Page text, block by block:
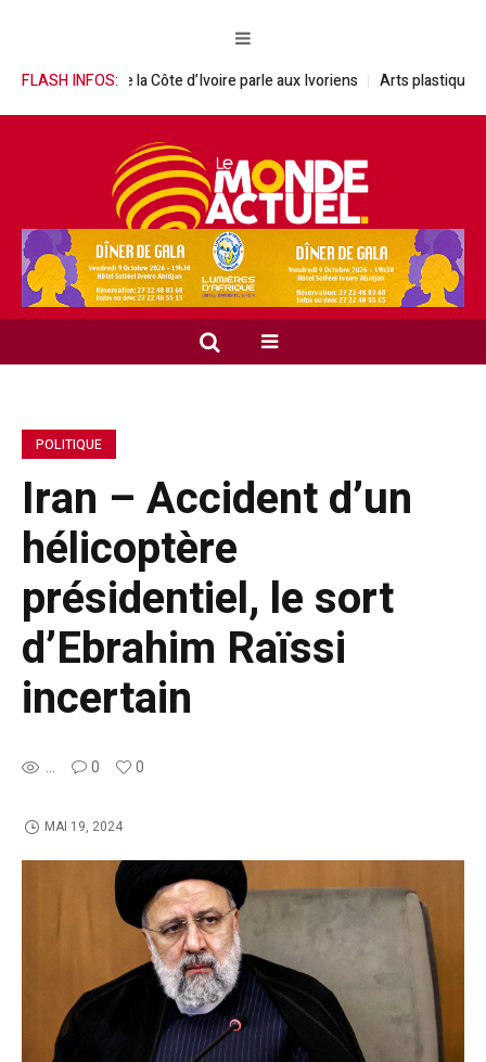
FLASH INFOS:
de la Côte d’Ivoire parle aux Ivoriens Arts plastiques /
POLITIQUE
Iran – Accident d’un
hélicoptère
présidentiel, le sort
d’Ebrahim Raïssi
incertain
... 0 0
MAI 19, 2024